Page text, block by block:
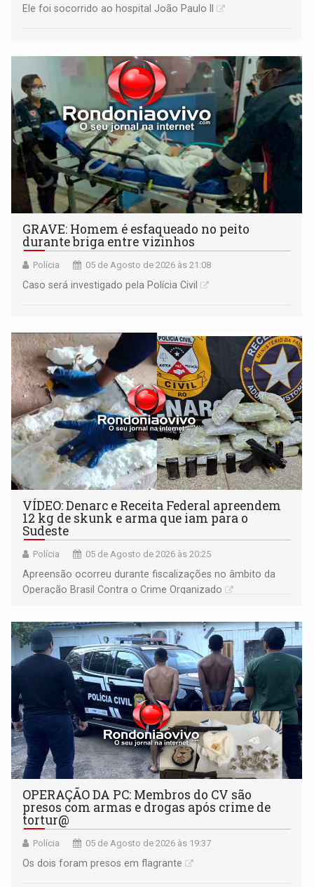
Ele foi socorrido ao hospital João Paulo II
GRAVE: Homem é esfaqueado no peito
durante briga entre vizinhos
Polícia 05 de Agosto de 2026 às 21:08
Caso será investigado pela Polícia Civil
VÍDEO: Denarc e Receita Federal apreendem
12 kg de skunk e arma que iam para o
Sudeste
Polícia 05 de Agosto de 2026 às 20:25
Apreensão ocorreu durante fiscalizações no âmbito da
Operação Brasil Contra o Crime Organizado
OPERAÇÃO DA PC: Membros do CV são
presos com armas e drogas após crime de
tortur@
Polícia 05 de Agosto de 2026 às 19:37
Os dois foram presos em flagrante